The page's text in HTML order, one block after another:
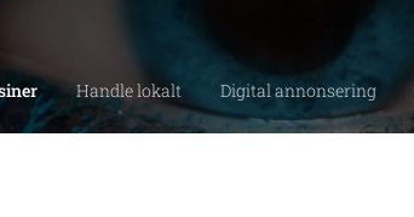
Handle lokalt Digital annonsering